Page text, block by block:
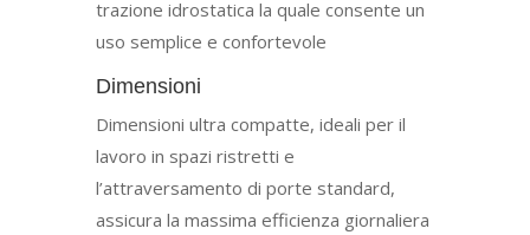
trazione idrostatica la quale consente un
uso semplice e confortevole
Dimensioni
Dimensioni ultra compatte, ideali per il
lavoro in spazi ristretti e
l’attraversamento di porte standard,
assicura la massima efficienza giornaliera